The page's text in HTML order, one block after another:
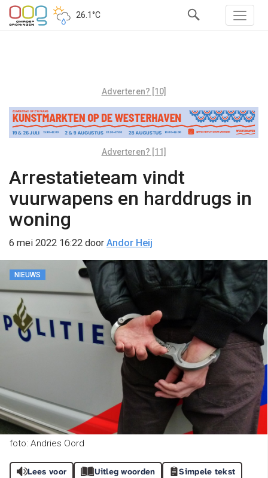
26.1°C
Adverteren? [10]
Adverteren? [11]
Arrestatieteam vindt
vuurwapens en harddrugs in
woning
6 mei 2022 16:22 door Andor Heij
NIEUWS
foto: Andries Oord
Lees voor Uitleg woorden Simpele tekst